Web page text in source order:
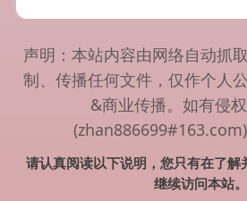
声明：本站内容由网络自动抓
制、传播任何文件，仅作个人
&商业传播。如有侵
(zhan886699#163.com)
请认真阅读以下说明，您只有在了解
继续访问本站。